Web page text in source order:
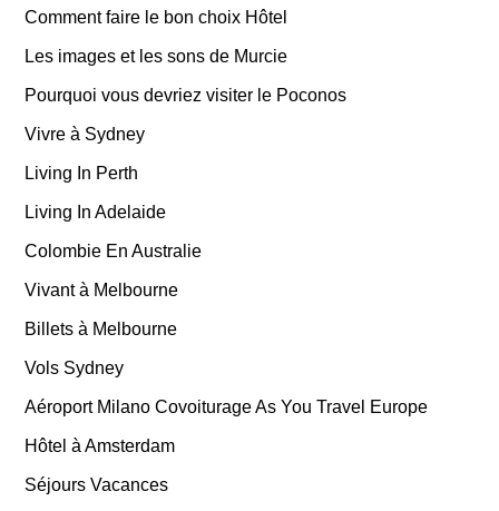
Comment faire le bon choix Hôtel
Les images et les sons de Murcie
Pourquoi vous devriez visiter le Poconos
Vivre à Sydney
Living In Perth
Living In Adelaide
Colombie En Australie
Vivant à Melbourne
Billets à Melbourne
Vols Sydney
Aéroport Milano Covoiturage As You Travel Europe
Hôtel à Amsterdam
Séjours Vacances